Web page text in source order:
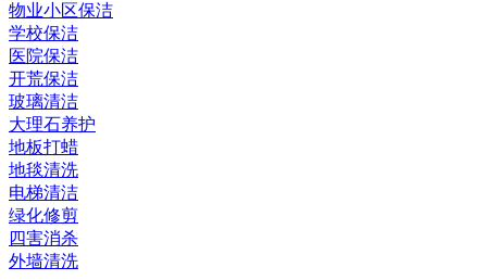
物业小区保洁
学校保洁
医院保洁
开荒保洁
玻璃清洁
大理石养护
地板打蜡
地毯清洗
电梯清洁
绿化修剪
四害消杀
外墙清洗